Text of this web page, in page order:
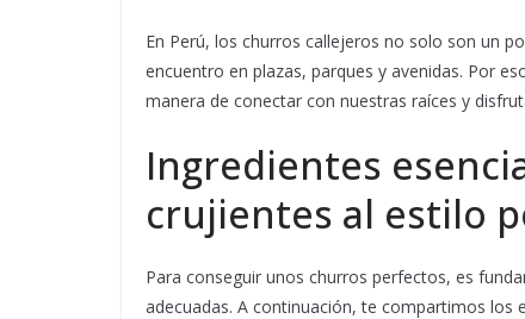
En Perú, los churros callejeros no solo son un
encuentro en plazas, parques y avenidas. Por
manera de conectar con nuestras raíces y
Ingredientes
crujientes al estilo
Para conseguir unos churros perfectos, es
adecuadas. A continuación, te compartimos los